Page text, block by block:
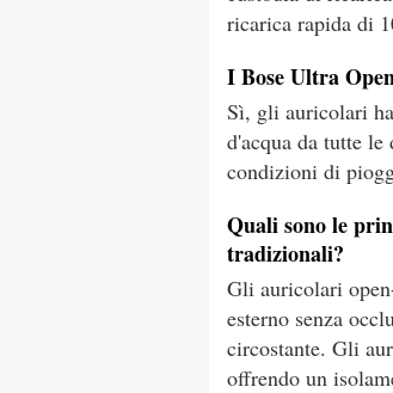
ricarica rapida di
I Bose Ultra
Sì, gli auricolari
d'acqua da tutte
condizioni di
Quali sono le
tradizionali?
Gli auricolari
esterno senza
circostante. Gli
offrendo un